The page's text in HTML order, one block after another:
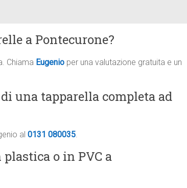
a Pontecurone?
Chiama Eugenio per una valutazione gratuita e un
una tapparella completa ad
al 0131 080035.
o in PVC a